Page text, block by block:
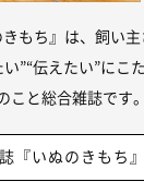
きもち』は、飼い
い”“伝えたい”にこ
こと総合雑誌です。
『いぬのきもち』